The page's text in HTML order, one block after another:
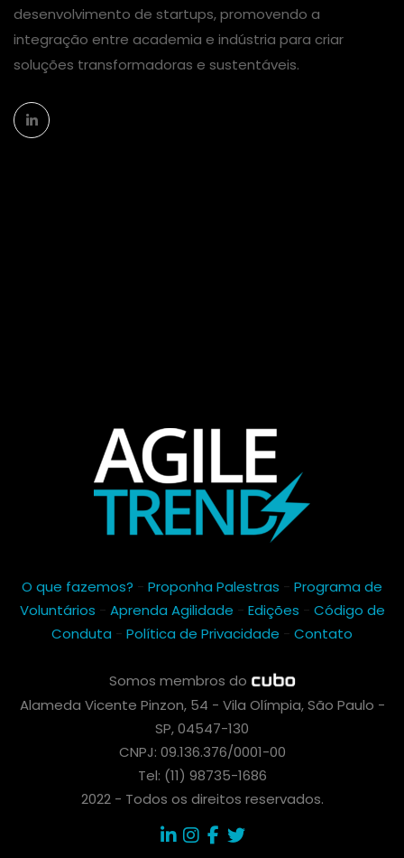
desenvolvimento de startups, promovendo a
integração entre academia e indústria para criar
soluções transformadoras e sustentáveis.
O que fazemos? - Proponha Palestras - Programa de
Voluntários - Aprenda Agilidade - Edições - Código de
Conduta - Política de Privacidade - Contato
Somos membros do
Alameda Vicente Pinzon, 54 - Vila Olímpia, São Paulo -
SP, 04547-130
CNPJ: 09.136.376/0001-00
Tel: (11) 98735-1686
2022 - Todos os direitos reservados.